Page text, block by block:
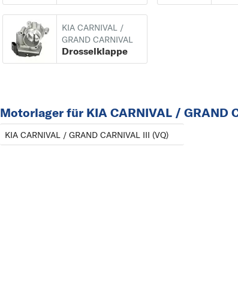
C
CHEVROLET
CITROËN
D
F
FIAT
P
PICANTO
KIA CARNIVAL /
GRAND CARNIVAL
Drosselklappe
Motorlager für KIA CARNIVAL / GRAND
KIA CARNIVAL / GRAND CARNIVAL III (VQ)